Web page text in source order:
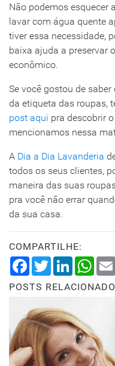
Não podemos esquecer
lavar com água quente
tiver essa necessidade,
baixa ajuda a preservar
econômico.
Se você gostou de
da etiqueta das roupas,
post aqui pra descobrir
mencionamos nessa
A Dia a Dia Lavanderia
todos os seus clientes,
maneira das suas
pra você não errar
da sua casa.
COMPARTILHE:
FacebookTwitterLinkedIn
POSTS